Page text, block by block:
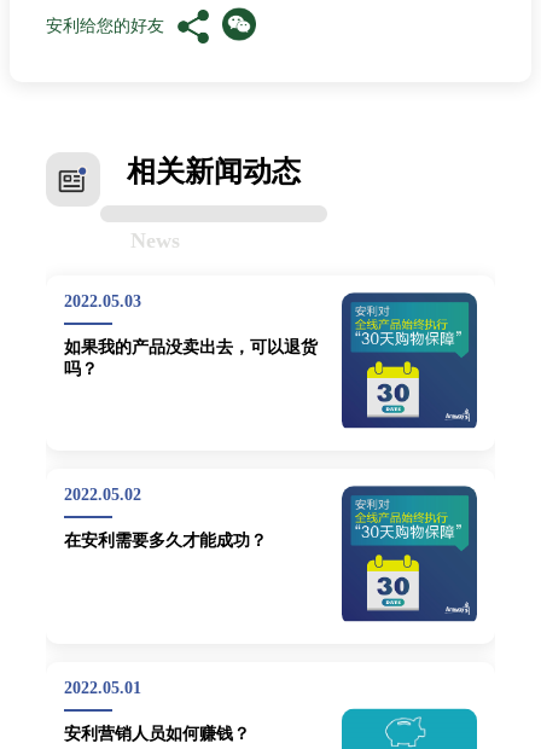
安利给您的好友
相关新闻动态
News
2022.05.03
如果我的产品没卖出去，可以退货
吗？
2022.05.02
在安利需要多久才能成功？
2022.05.01
安利营销人员如何赚钱？